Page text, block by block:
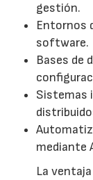
gestión.
Entornos
software.
Bases de
Sistemas
mediante
La